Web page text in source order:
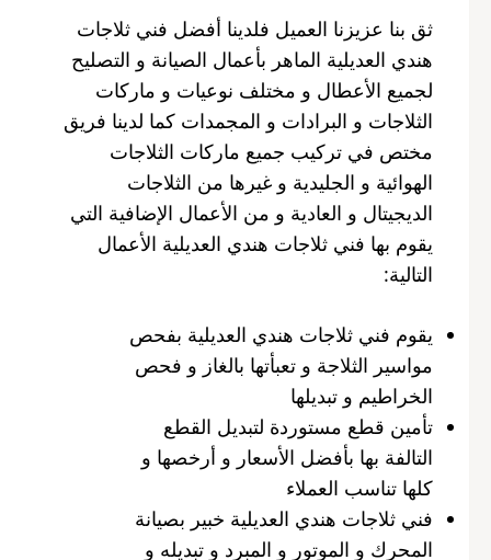
ثق بنا عزيزنا العميل فلدينا أفضل فني ثلاجات
هندي العديلية الماهر بأعمال الصيانة و التصليح
لجميع الأعطال و مختلف نوعيات و ماركات
الثلاجات و البرادات و المجمدات كما لدينا فريق
مختص في تركيب جميع ماركات الثلاجات
الهوائية و الجليدية و غيرها من الثلاجات
الديجيتال و العادية و من الأعمال الإضافية التي
يقوم بها فني ثلاجات هندي العديلية الأعمال
التالية:
يقوم فني ثلاجات هندي العديلية بفحص
مواسير الثلاجة و تعبأتها بالغاز و فحص
الخراطيم و تبديلها
تأمين قطع مستوردة لتبديل القطع
التالفة بها بأفضل الأسعار و أرخصها و
كلها تناسب العملاء
فني ثلاجات هندي العديلية خبير بصيانة
المحرك و الموتور و المبرد و تبديله و